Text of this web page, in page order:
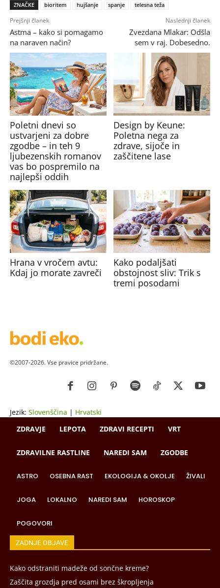
ZNAČKE bioritem hujšanje spanje telesna teža
Prejšnji članek
Astma – kako si pomagamo
na naraven način?
Naslednji članek
Zvezdana Mlakar: Odšla
sem v raj. Dobesedno.
Poletni dnevi so
ustvarjeni za dobre
zgodbe – in teh 9
ljubezenskih romanov
vas bo pospremilo na
najlepši oddih
Design by Keune:
Poletna nega za
zdrave, sijoče in
zaščitene lase
Hrana v vročem avtu:
Kdaj jo morate zavreči
Kako podaljšati
obstojnost sliv: Trik s
tremi posodami
©2007-2026. Vse pravice pridržane.
Jezik: Slovenščina | Hrvatski
ZDRAVJE
LEPOTA ZDRAVI RECEPTI VRT
ZDRAVILNE RASTLINE NAREDI SAM ZGODBE
ASTRO OSEBNA RAST EKOLOGIJA & OKOLJE ŽIVALI
JOGA LOKALNO NAREDI SAM HOROSKOP
POGOVORI
ZADNJE OBJAVE
Kako odstraniti madeže od sončne kreme?
Zaščita grozdja pred osami brez škropljenja